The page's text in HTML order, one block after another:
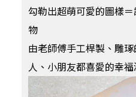
勾勒出超萌可愛的圖樣
物
由老師傅手工桿製、雕
人、小朋友都喜愛的幸福